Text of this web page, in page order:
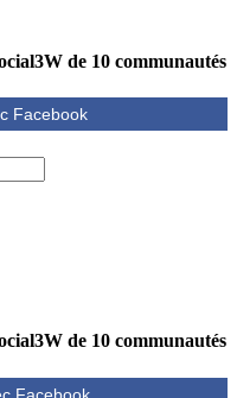
de 10 communautés
de 10 communautés